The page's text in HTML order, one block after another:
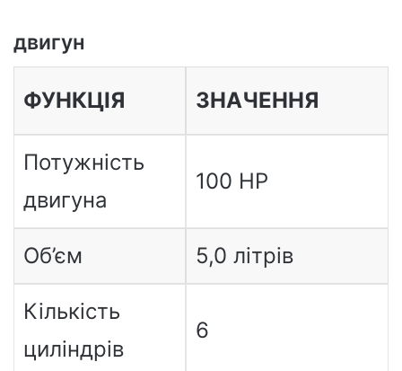
двигун
ФУНКЦІЯ ЗНАЧЕННЯ
Потужність
двигуна
100 HP
Об’єм 5,0 літрів
Кількість
циліндрів
6